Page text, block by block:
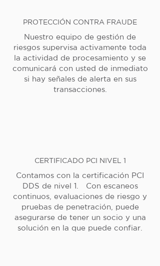
PROTECCIÓN CONTRA FRAUDE
Nuestro equipo de gestión de
riesgos supervisa activamente toda
la actividad de procesamiento y se
comunicará con usted de inmediato
si hay señales de alerta en sus
transacciones.
CERTIFICADO PCI NIVEL 1
Contamos con la certificación PCI
DDS de nivel 1. Con escaneos
continuos, evaluaciones de riesgo y
pruebas de penetración, puede
asegurarse de tener un socio y una
solución en la que puede confiar.